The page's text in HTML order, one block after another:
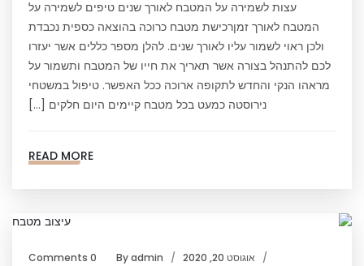
עצות לשמירה על המטבח לאורך שנים טיפים לשמירה על
המטבח לאורך זמןרכישת מטבח כרוכה בהוצאה כספית נכבדת
ולכן ראוי לשמור עליו לאורך שנים. להלן מספר כללים אשר יעזרו
לכם להתנהל בצורה אשר תאריך את חייו של המטבח ותשמור על
מראהו הנקי והחדש לתקופה ארוכה ככל האפשר. טיפול במשטחי
נירוסטה כמעט בכל מטבח קיימים היום חלקים […]
READ MORE
אוגוסט 20, 2020 Byadmin
0 Comments